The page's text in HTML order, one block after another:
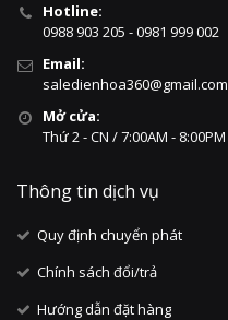
Hotline:
0988 903 205 - 0981 999 002
Email:
saledienhoa360@gmail.com
Mở cửa:
Thứ 2 - CN / 7:00AM - 8:00PM
Thông tin dịch vụ
Quy định chuyển phát
Chính sách đổi/trả
Hướng dẫn đặt hàng